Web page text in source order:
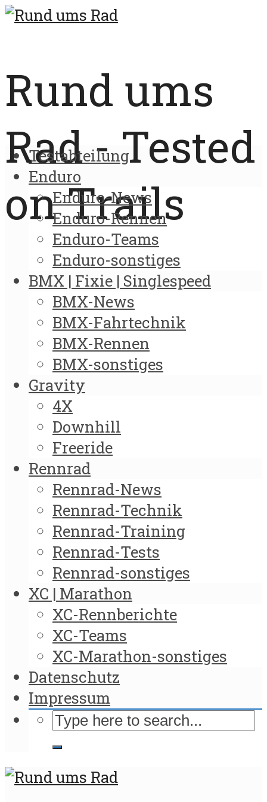
Rund ums
Rad - Tested
on Trails
Testabteilung
Enduro
Enduro-News
Enduro-Rennen
Enduro-Teams
Enduro-sonstiges
BMX | Fixie | Singlespeed
BMX-News
BMX-Fahrtechnik
BMX-Rennen
BMX-sonstiges
Gravity
4X
Downhill
Freeride
Rennrad
Rennrad-News
Rennrad-Technik
Rennrad-Training
Rennrad-Tests
Rennrad-sonstiges
XC | Marathon
XC-Rennberichte
XC-Teams
XC-Marathon-sonstiges
Datenschutz
Impressum